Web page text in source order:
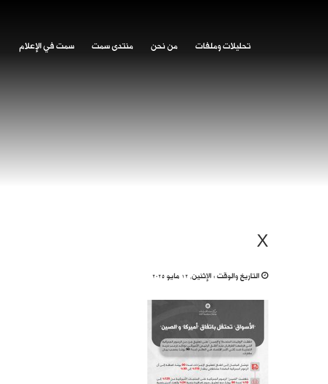
تحليلات وملفات من نحن منتدى سمت سمت في الإعلام
X
التاريخ والوقت :الإثنين, 12 مايو 2025